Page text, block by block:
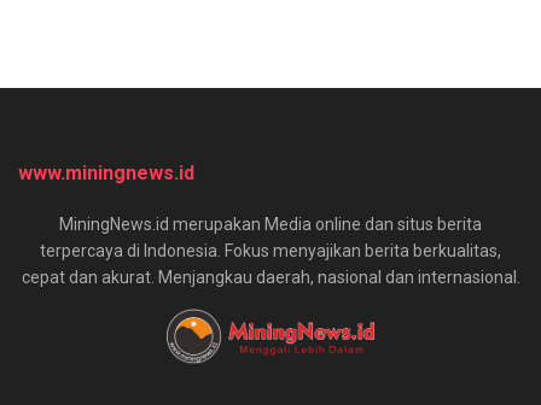
www.miningnews.id
MiningNews.id merupakan Media online dan situs berita
terpercaya di Indonesia. Fokus menyajikan berita berkualitas,
cepat dan akurat. Menjangkau daerah, nasional dan internasional.